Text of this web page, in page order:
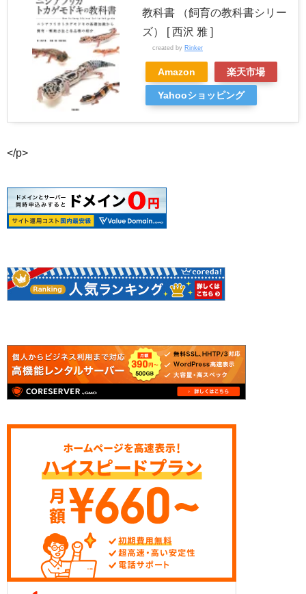
教科書 （飼育の教科書シリー
ズ） [ 西沢 雅 ]
created by Rinker
Amazon 楽天市場
Yahooショッピング
</p>